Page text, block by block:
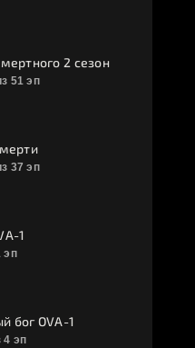
2 сезон
51 эп
37 эп
1
1 эп
бог OVA-1
4 эп